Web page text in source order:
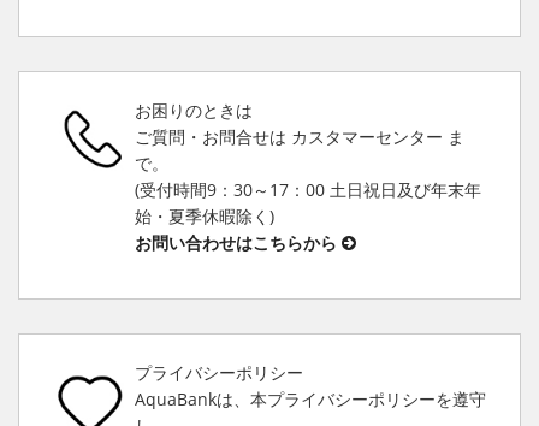
お困りのときは
ご質問・お問合せは カスタマーセンター ま
で。
(受付時間9：30～17：00 土日祝日及び年末年
始・夏季休暇除く)
お問い合わせはこちらから
プライバシーポリシー
AquaBankは、本プライバシーポリシーを遵守